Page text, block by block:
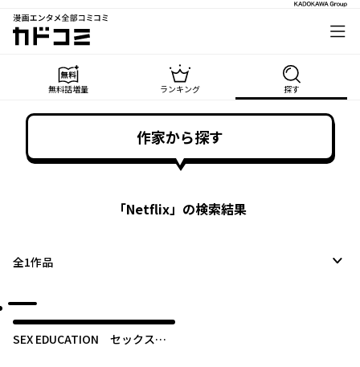
漫画エンタメ全部コミコミ
カドコミ
無料話増量 ランキング 探す
作家から探す
「Netflix」の検索結果
全1作品
SEX EDUCATION セックス・